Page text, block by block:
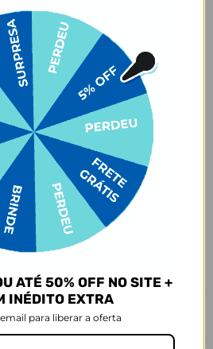
) são feitos especialmente para você,
no momento da compra.
só começa após a confirmação do
com a estampa
não há customização com nome
conferir com atenção todos os
compra, como modelo, estampa e
não é possível realizar
, pois o produto não pode retornar
de 90 dias contra defeitos de
meses contra defeitos de
e pode variar de tonalidade e
de cada tela.
ATÉ 50% OFF NO SITE +
INÉDITO EXTRA
para liberar a oferta